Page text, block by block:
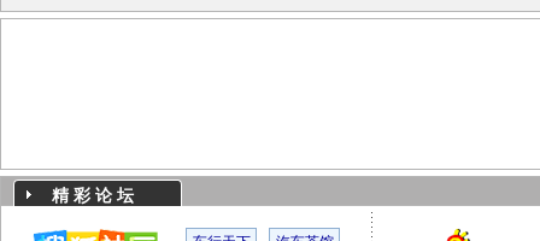
精 彩 论 坛